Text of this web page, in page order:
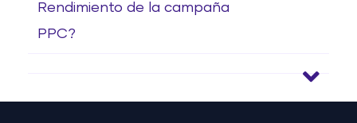
Rendimiento de la campaña
PPC?